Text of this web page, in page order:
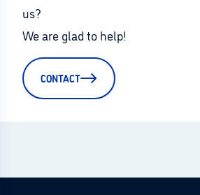
us?
We are glad to help!
CONTACT